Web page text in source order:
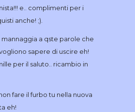
e.. complimenti per i
anche! ;).
mannaggia a qste parole che
sapere di uscire eh!
per il saluto.. ricambio in
fare il furbo tu nella nuova
eh!